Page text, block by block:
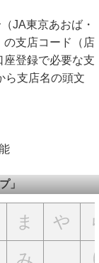
JA東京あおば・
の支店コード（店
登録で必要な支
ら支店名の頭文
」
ま や
み